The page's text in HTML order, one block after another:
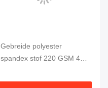
Gebreide polyester
spandex stof 220 GSM 4-